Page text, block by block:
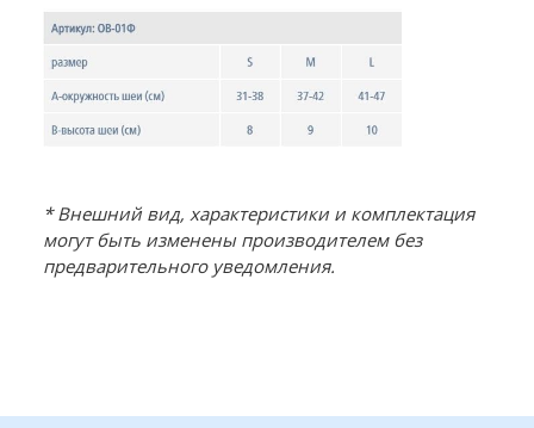
* Внешний вид, характеристики и комплектация
могут быть изменены производителем без
предварительного уведомления.